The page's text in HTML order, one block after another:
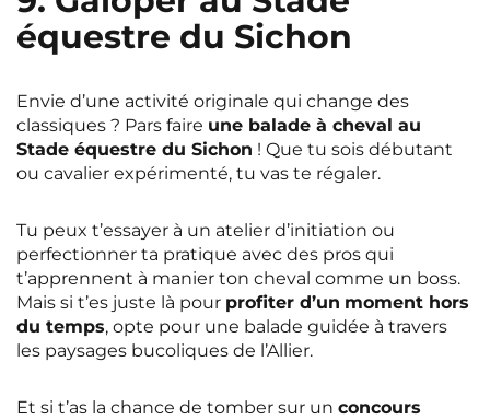
équestre du Sichon
Envie d’une activité originale qui change des
classiques ? Pars faire une balade à cheval au
Stade équestre du Sichon ! Que tu sois débutant
ou cavalier expérimenté, tu vas te régaler.
Tu peux t’essayer à un atelier d’initiation ou
perfectionner ta pratique avec des pros qui
t’apprennent à manier ton cheval comme un boss.
Mais si t’es juste là pour profiter d’un moment hors
du temps, opte pour une balade guidée à travers
les paysages bucoliques de l’Allier.
Et si t’as la chance de tomber sur un concours